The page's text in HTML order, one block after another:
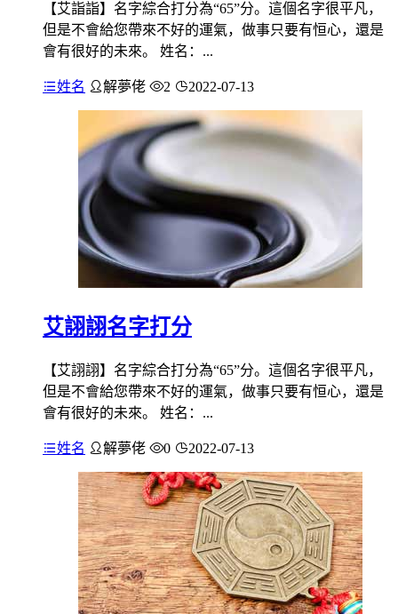
【艾詣詣】名字綜合打分為“65”分。這個名字很平凡，
但是不會給您帶來不好的運氣，做事只要有恒心，還是
會有很好的未來。 姓名：...
姓名 解夢佬 2 2022-07-13
艾詡詡名字打分
【艾詡詡】名字綜合打分為“65”分。這個名字很平凡，
但是不會給您帶來不好的運氣，做事只要有恒心，還是
會有很好的未來。 姓名：...
姓名 解夢佬 0 2022-07-13